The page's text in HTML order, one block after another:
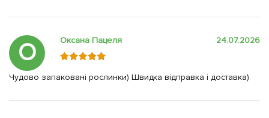
О Оксана Пацеля 24.07.2026
Чудово запаковані рослинки) Швидка відправка і доставка)